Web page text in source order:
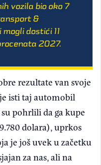
vozila bio oko 7
&
dostići 11
2027.
rezultate van svoje
isti taj automobil
pohrlili da ga kupe
dolara), uprkos
je još uvek u začetku
za nas, ali na